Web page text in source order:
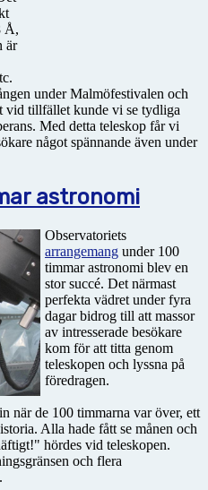
Å,
är
under Malmöfestivalen och
vid tillfället kunde vi se tydliga
Med detta teleskop får vi
något spännande även under
astronomi
Observatoriets
arrangemang under 100
timmar astronomi blev en
stor succé. Det närmast
perfekta vädret under fyra
dagar bidrog till att massor
av intresserade besökare
kom för att titta genom
teleskopen och lyssna på
föredragen.
när de 100 timmarna var över, ett
Alla hade fått se månen och
hördes vid teleskopen.
och flera